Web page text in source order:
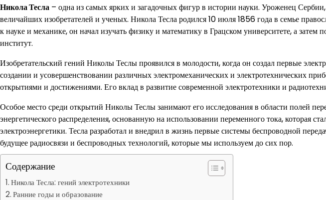
Никола Тесла – одна из самых ярких и загадочных фигур в истории науки. Уроженец
величайших изобретателей и ученых. Никола Тесла родился 10 июля 1856 года в семье
к науке и механике, он начал изучать физику и математику в Грацском университете, а
институт.
Изобретательский гений Николы Теслы проявился в молодости, когда он создал первые
создании и усовершенствовании различных электромеханических и электротехнических
открытиями и достижениями. Его вклад в развитие современной электротехники и
Особое место среди открытий Николы Теслы занимают его исследования в области полей
энергетического распределения, основанную на использовании переменного тока, которая
электроэнергетики. Тесла разработал и внедрил в жизнь первые системы беспроводной
будущее радиосвязи и беспроводных технологий, которые мы используем до сих пор.
Содержание
Никола Тесла: гений электротехники
Ранние годы и образование